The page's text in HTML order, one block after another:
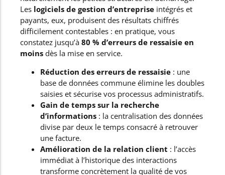
Les logiciels de gestion d’entreprise intégrés et
payants, eux, produisent des résultats chiffrés
difficilement contestables : en pratique, vous
constatez jusqu’à 80 % d’erreurs de ressaisie en
moins dès la mise en service.
Réduction des erreurs de ressaisie : une
base de données commune élimine les doubles
saisies et sécurise vos processus administratifs.
Gain de temps sur la recherche
d’informations : la centralisation des données
divise par deux le temps consacré à retrouver
une facture.
Amélioration de la relation client : l’accès
immédiat à l’historique des interactions
transforme concrètement la qualité de vos